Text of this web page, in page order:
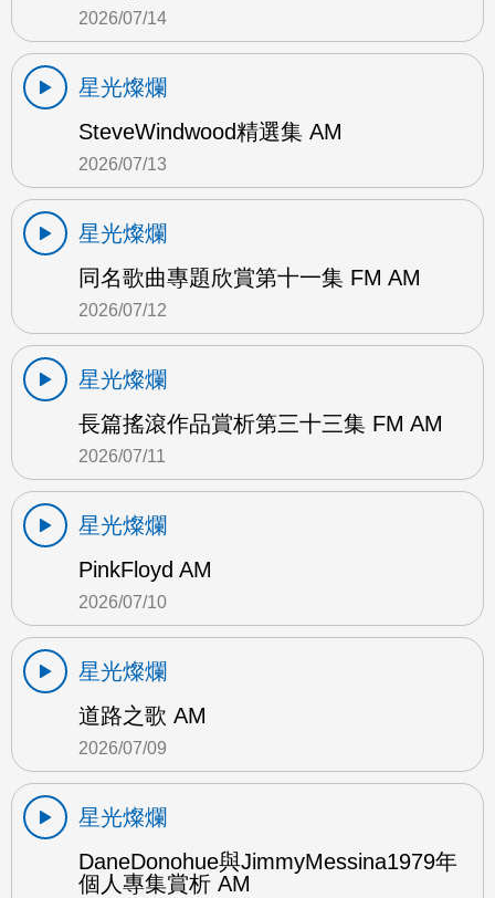
2026/07/14
星光燦爛
SteveWindwood精選集 AM
2026/07/13
星光燦爛
同名歌曲專題欣賞第十一集 FM AM
2026/07/12
星光燦爛
長篇搖滾作品賞析第三十三集 FM AM
2026/07/11
星光燦爛
PinkFloyd AM
2026/07/10
星光燦爛
道路之歌 AM
2026/07/09
星光燦爛
DaneDonohue與JimmyMessina1979年
個人專集賞析 AM